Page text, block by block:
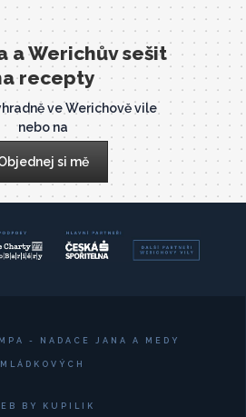
a Werichův sešit
recepty
ve Werichově vile
nebo na
si mě
- NADACE JANA A MEDY
MLÁDKOVÝCH
BY KUPILIK